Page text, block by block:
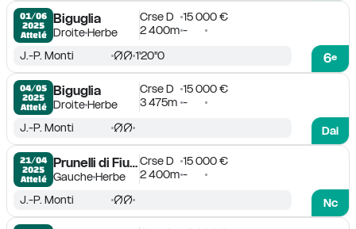
01/06
2025
Attelé
Biguglia
DroiteHerbe
Crse D
15 000 €
2 400m -
6e
J.-P. Monti 1'20''0
04/05
2025
Attelé
Biguglia
DroiteHerbe
Crse D
15 000 €
3 475m -
Dai
J.-P. Monti
21/04
2025
Attelé
Prunelli di Fium'Orbo
GaucheHerbe
Crse D
15 000 €
2 400m -
Nc
J.-P. Monti